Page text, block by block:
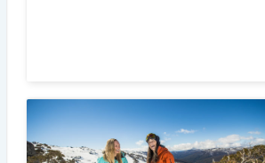
2026悉尼滑雪团 | 超值雪山1天中文游 (晚
上出发)
758 已预订